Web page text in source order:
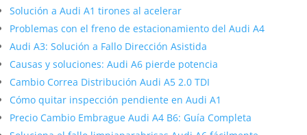
Solución a Audi A1 tirones al acelerar
Problemas con el freno de estacionamiento del Audi A4
Audi A3: Solución a Fallo Dirección Asistida
Causas y soluciones: Audi A6 pierde potencia
Cambio Correa Distribución Audi A5 2.0 TDI
Cómo quitar inspección pendiente en Audi A1
Precio Cambio Embrague Audi A4 B6: Guía Completa